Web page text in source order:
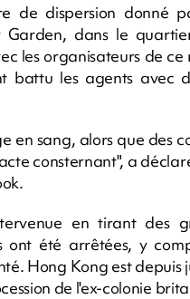
de dispersion donné
dans le
les organisateurs de
battu les agents avec
en sang, alors que des
consternant", a
en tirant des
ont été arrêtées, y
Hong Kong est depuis
de l'ex-colonie